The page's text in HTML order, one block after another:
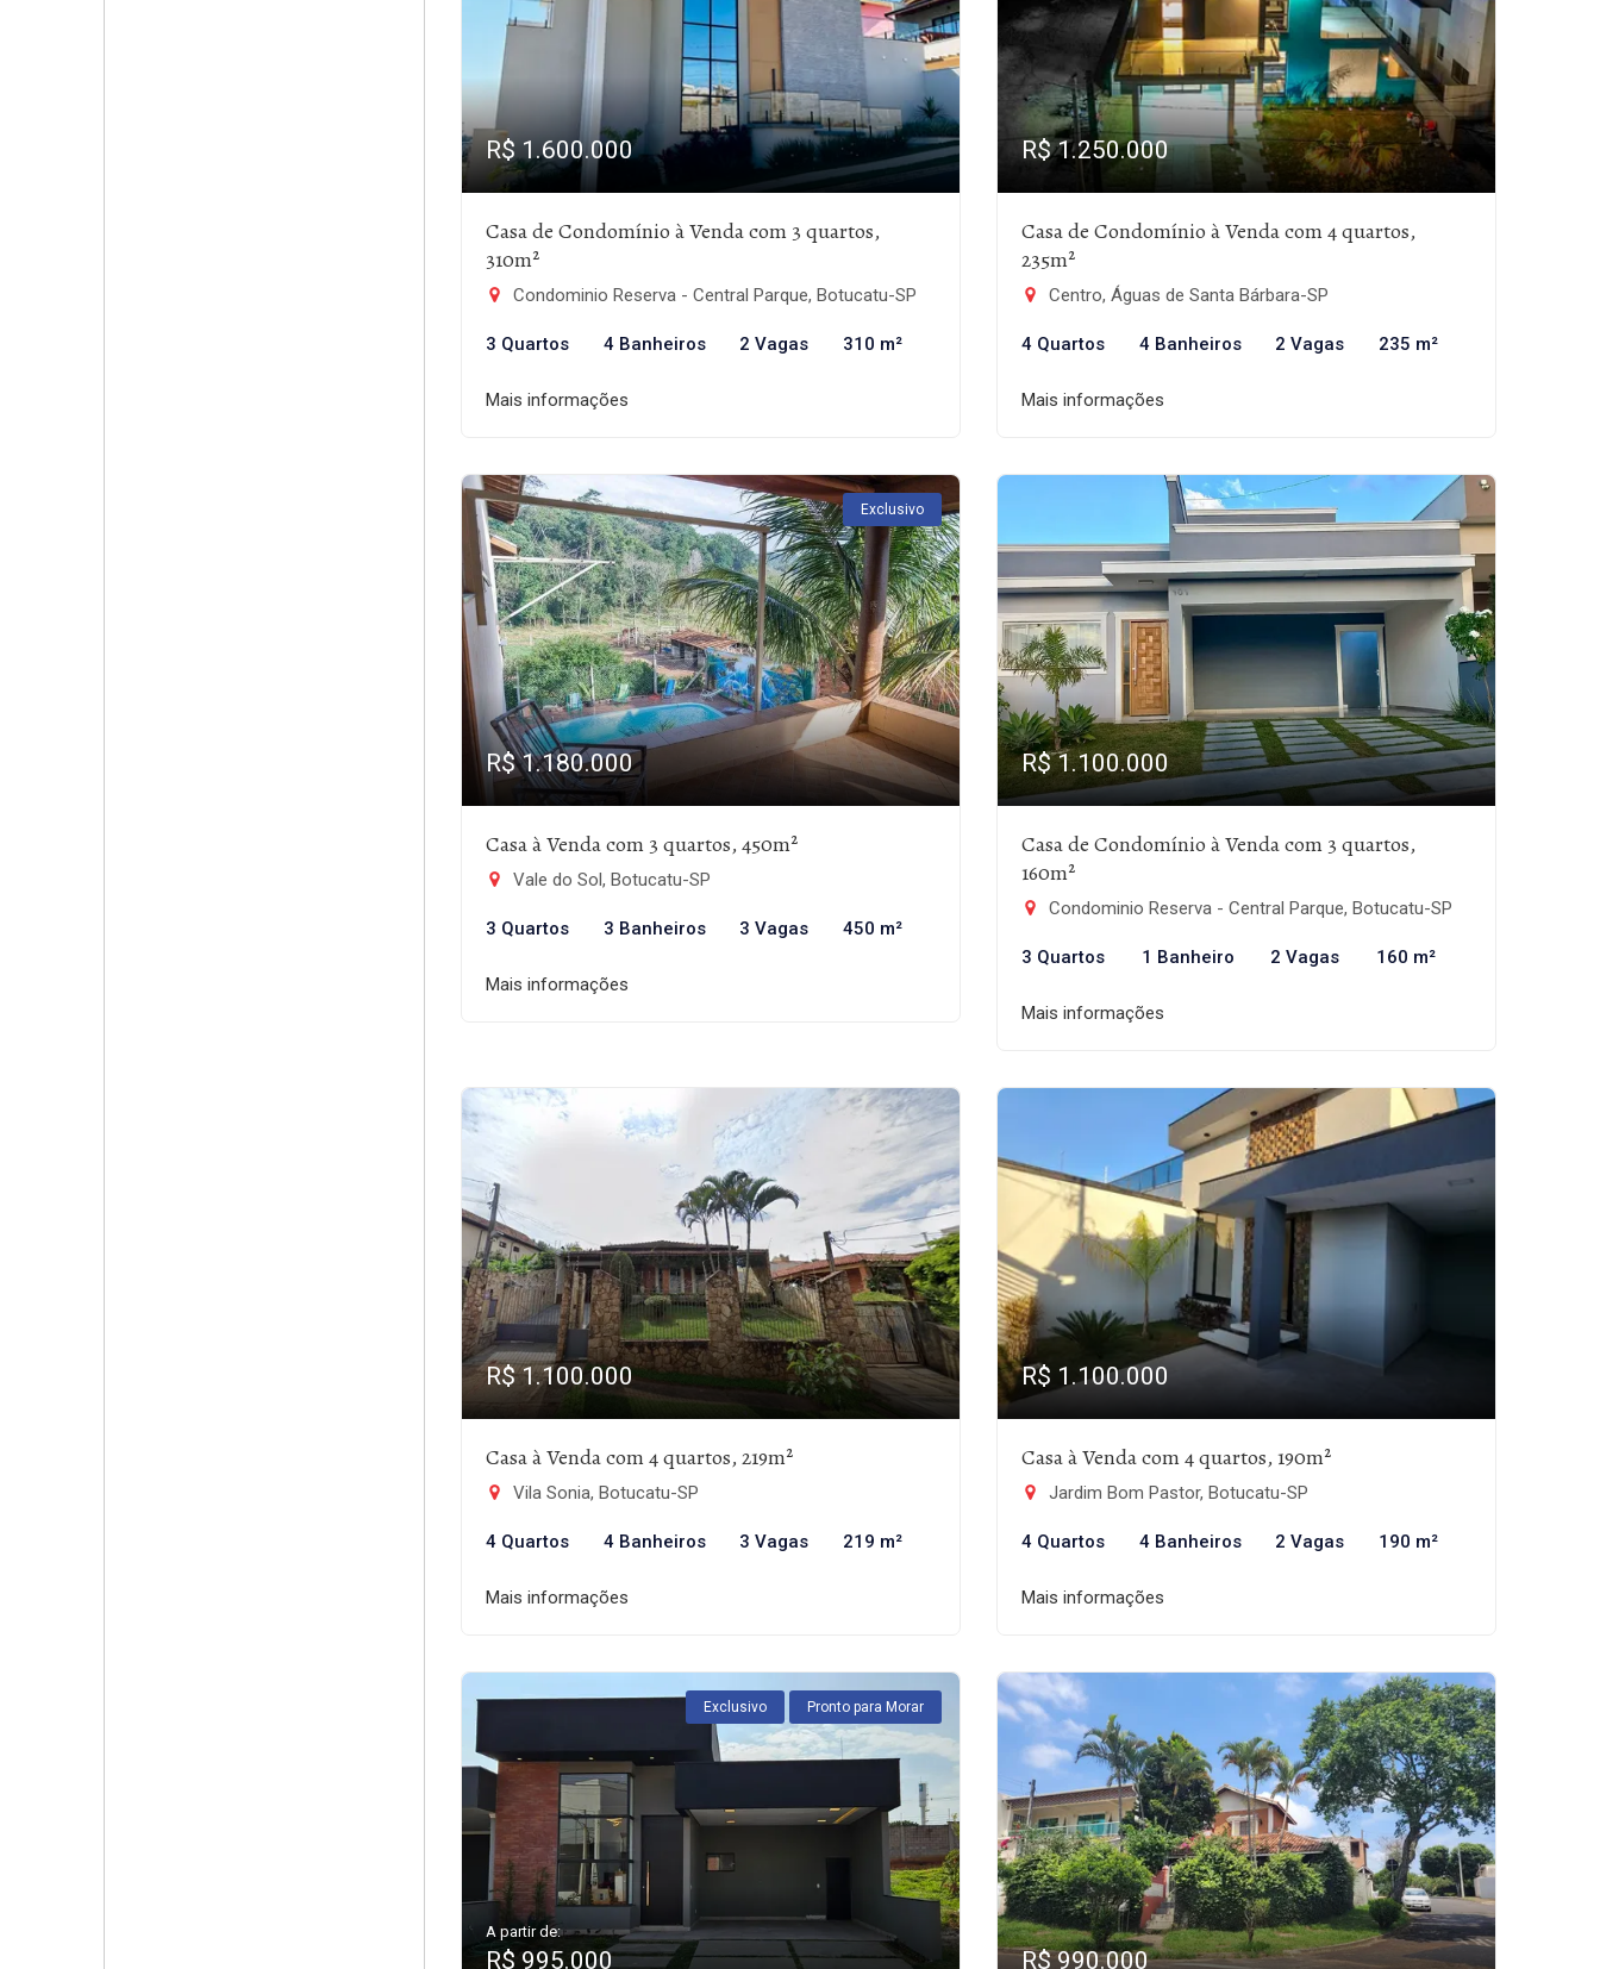
R$ 1.600.000
Casa de Condomínio à Venda com 3 quartos,
310m²
Condominio Reserva - Central Parque, Botucatu-SP
3 Quartos 4 Banheiros 2 Vagas 310 m²
Mais informações
R$ 1.250.000
Casa de Condomínio à Venda com 4 quartos,
235m²
Centro, Águas de Santa Bárbara-SP
4 Quartos 4 Banheiros 2 Vagas 235 m²
Mais informações
Exclusivo
R$ 1.180.000
Casa à Venda com 3 quartos, 450m²
Vale do Sol, Botucatu-SP
3 Quartos 3 Banheiros 3 Vagas 450 m²
Mais informações
R$ 1.100.000
Casa de Condomínio à Venda com 3 quartos,
160m²
Condominio Reserva - Central Parque, Botucatu-SP
3 Quartos 1 Banheiro 2 Vagas 160 m²
Mais informações
R$ 1.100.000
Casa à Venda com 4 quartos, 219m²
Vila Sonia, Botucatu-SP
4 Quartos 4 Banheiros 3 Vagas 219 m²
Mais informações
R$ 1.100.000
Casa à Venda com 4 quartos, 190m²
Jardim Bom Pastor, Botucatu-SP
4 Quartos 4 Banheiros 2 Vagas 190 m²
Mais informações
Exclusivo Pronto para Morar
A partir de:
R$ 995.000 R$ 990.000